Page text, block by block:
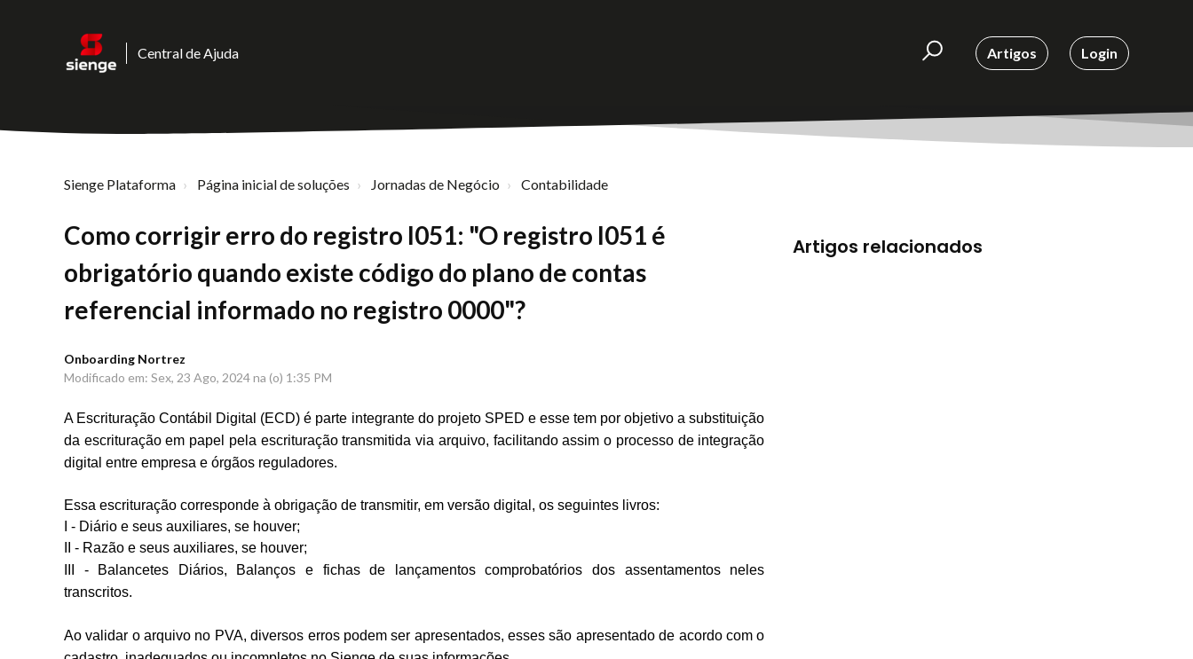
Central de Ajuda Artigos Login
Sienge Plataforma Página inicial de soluções Jornadas de Negócio Contabilidade
Como corrigir erro do registro I051: "O registro I051 é
obrigatório quando existe código do plano de contas
referencial informado no registro 0000"?
Onboarding Nortrez
Modificado em: Sex, 23 Ago, 2024 na (o) 1:35 PM
A Escrituração Contábil Digital (ECD) é parte integrante do projeto SPED e esse tem por objetivo a substituição
da escrituração em papel pela escrituração transmitida via arquivo, facilitando assim o processo de integração
digital entre empresa e órgãos reguladores.
Essa escrituração corresponde à obrigação de transmitir, em versão digital, os seguintes livros:
I - Diário e seus auxiliares, se houver;
II - Razão e seus auxiliares, se houver;
III - Balancetes Diários, Balanços e fichas de lançamentos comprobatórios dos assentamentos neles
transcritos.
Ao validar o arquivo no PVA, diversos erros podem ser apresentados, esses são apresentado de acordo com o
Artigos relacionados